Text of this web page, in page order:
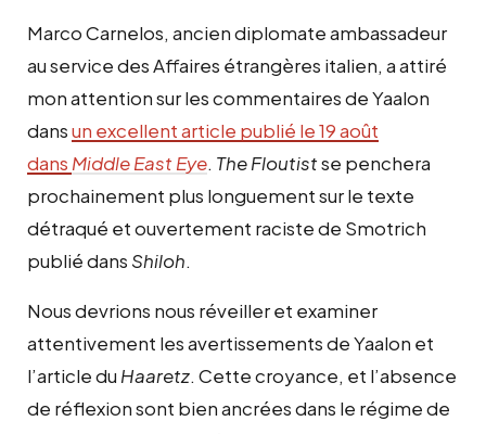
Marco Carnelos, ancien diplomate ambassadeur
au service des Affaires étrangères italien, a attiré
mon attention sur les commentaires de Yaalon
dansun excellent article publié le 19 août
dans Middle East Eye. The Floutistse penchera
prochainement plus longuement sur le texte
détraqué et ouvertement raciste de Smotrich
publié dans Shiloh.
Nous devrions nous réveiller et examiner
attentivement les avertissements de Yaalon et
l’article du Haaretz. Cette croyance, et l’absence
de réflexion sont bien ancrées dans le régime de